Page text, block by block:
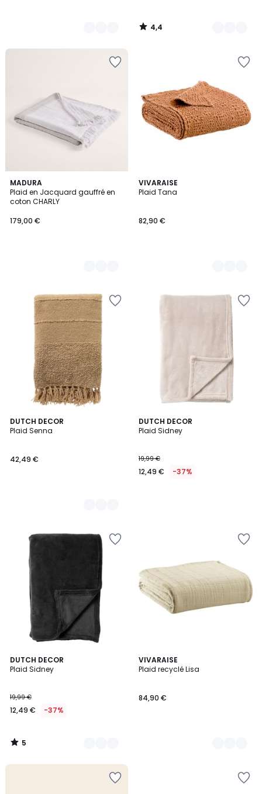
4,4
/
MADURA
Plaid en Jacquard gauffré en
coton CHARLY
179,00 €
2
Couleurs
VIVARAISE
Plaid Tana
82,90 €
20
Couleurs
DUTCH DECOR
Plaid Senna
42,49 €
3
Couleurs
DUTCH DECOR
Plaid Sidney
19,99 €
12,49 € -37%
DUTCH DECOR
Plaid Sidney
19,99 €
12,49 € -37%
5
/
7
Couleurs
5
/
VIVARAISE
Plaid recyclé Lisa
84,90 €
6
Couleurs